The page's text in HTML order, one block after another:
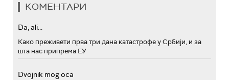
КОМЕНТАРИ
Da, ali...
Како преживети прва три дана катастрофе у Србији, и за
шта нас припрема ЕУ
Dvojnik mog oca